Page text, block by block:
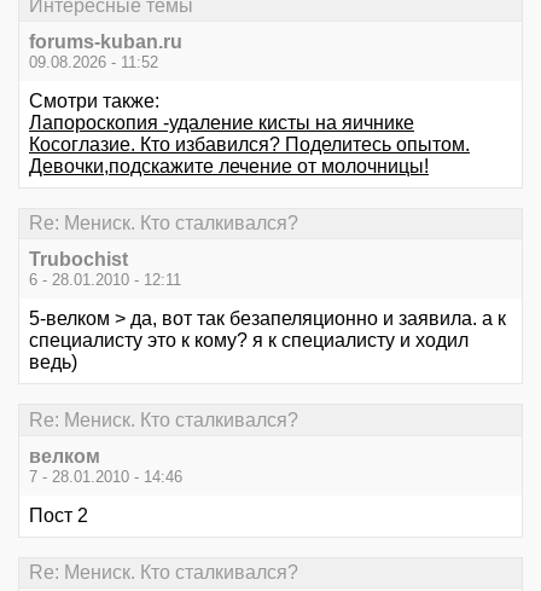
Интересные темы
forums-kuban.ru
09.08.2026 - 11:52
Смотри также:
Лапороскопия -удаление кисты на яичнике
Косоглазие. Кто избавился? Поделитесь опытом.
Девочки,подскажите лечение от молочницы!
Re: Мениск. Кто сталкивался?
Trubochist
6 - 28.01.2010 - 12:11
5-велком > да, вот так безапеляционно и заявила. а к
специалисту это к кому? я к специалисту и ходил
ведь)
Re: Мениск. Кто сталкивался?
велком
7 - 28.01.2010 - 14:46
Пост 2
Re: Мениск. Кто сталкивался?